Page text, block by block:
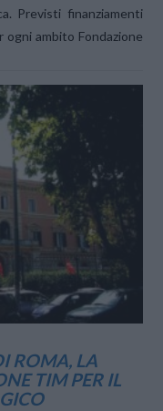
Previsti finanziamenti
ogni ambito Fondazione
ROMA, LA
TIM PER IL